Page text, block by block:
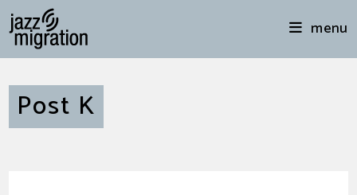
menu
Post K